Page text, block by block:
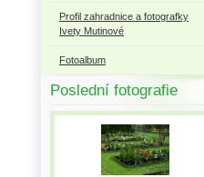
Profil zahradnice a fotografky
Ivety Mutinové
Fotoalbum
Poslední fotografie